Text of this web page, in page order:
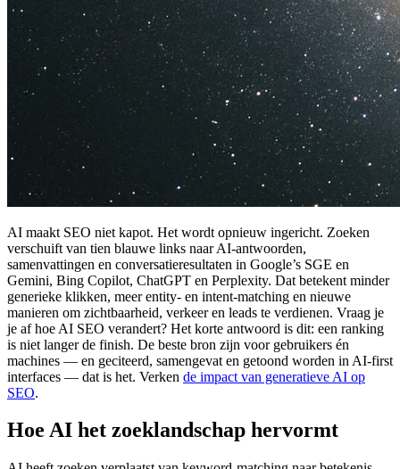
AI maakt SEO niet kapot. Het wordt opnieuw ingericht. Zoeken
verschuift van tien blauwe links naar AI‑antwoorden,
samenvattingen en conversatieresultaten in Google’s SGE en
Gemini, Bing Copilot, ChatGPT en Perplexity. Dat betekent minder
generieke klikken, meer entity‑ en intent‑matching en nieuwe
manieren om zichtbaarheid, verkeer en leads te verdienen. Vraag je
je af hoe AI SEO verandert? Het korte antwoord is dit: een ranking
is niet langer de finish. De beste bron zijn voor gebruikers én
machines — en geciteerd, samengevat en getoond worden in AI‑first
interfaces — dat is het. Verken de impact van generatieve AI op
SEO.
Hoe AI het zoeklandschap hervormt